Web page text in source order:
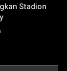
Stadion